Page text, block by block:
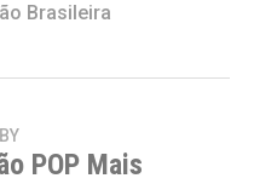
Brasileira
POP Mais